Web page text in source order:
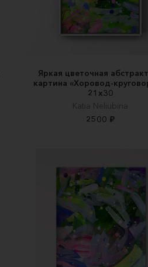
Яркая цветочная
картина «Хоровод-
21х30
Katia Neliubina
2500 ₽